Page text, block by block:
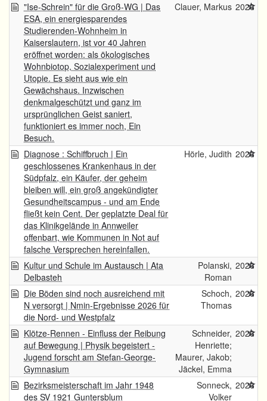
"Ise-Schrein" für die Groß-WG | Das
ESA, ein energiesparendes
Studierenden-Wohnheim in
Kaiserslautern, ist vor 40 Jahren
eröffnet worden: als ökologisches
Wohnbiotop, Sozialexperiment und
Utopie. Es sieht aus wie ein
Gewächshaus. Inzwischen
denkmalgeschützt und ganz im
ursprünglichen Geist saniert,
funktioniert es immer noch, Ein
Besuch.
Clauer, Markus 2026
Diagnose : Schiffbruch | Ein
geschlossenes Krankenhaus in der
Südpfalz, ein Käufer, der geheim
bleiben will, ein groß angekündigter
Gesundheitscampus - und am Ende
fließt kein Cent. Der geplatzte Deal für
das Klinikgelände in Annweiler
offenbart, wie Kommunen in Not auf
falsche Versprechen hereinfallen.
Hörle, Judith 2026
Kultur und Schule im Austausch | Ata
Delbasteh
Polanski,
Roman
2026
Die Böden sind noch ausreichend mit
N versorgt | Nmin-Ergebnisse 2026 für
die Nord- und Westpfalz
Schoch,
Thomas
2026
Klötze-Rennen - Einfluss der Reibung
auf Bewegung | Physik begeistert -
Jugend forscht am Stefan-George-
Gymnasium
Schneider,
Henriette;
Maurer, Jakob;
Jäckel, Emma
2026
Bezirksmeisterschaft im Jahr 1948
des SV 1921 Guntersblum
Sonneck,
Volker
2026